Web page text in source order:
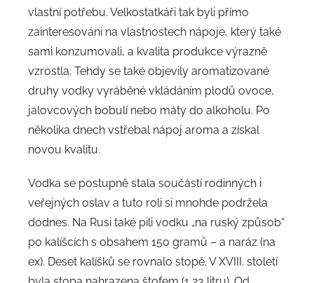
vlastní potřebu. Velkostatkáři tak byli přímo
zainteresováni na vlastnostech nápoje, který také
sami konzumovali, a kvalita produkce výrazně
vzrostla. Tehdy se také objevily aromatizované
druhy vodky vyráběné vkládáním plodů ovoce,
jalovcových bobulí nebo máty do alkoholu. Po
několika dnech vstřebal nápoj aroma a získal
novou kvalitu.
Vodka se postupně stala součástí rodinných i
veřejných oslav a tuto roli si mnohde podržela
dodnes. Na Rusi také pili vodku „na ruský způsob“
po kalíšcích s obsahem 150 gramů – a naráz (na
ex). Deset kalíšků se rovnalo stopě. V XVIII. století